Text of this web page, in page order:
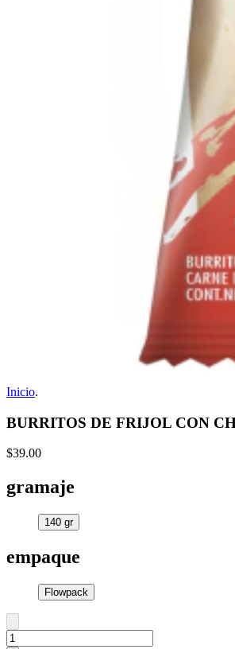
Inicio.
BURRITOS DE FRIJOL CON
$39.00
gramaje
140 gr
empaque
Flowpack